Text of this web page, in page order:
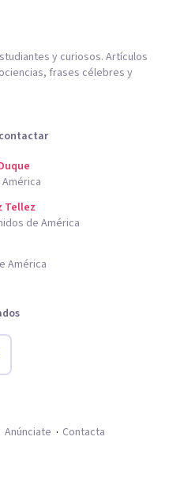
y curiosos. Artículos
frases célebres y
Tellez
de América
América
Anúnciate Contacta